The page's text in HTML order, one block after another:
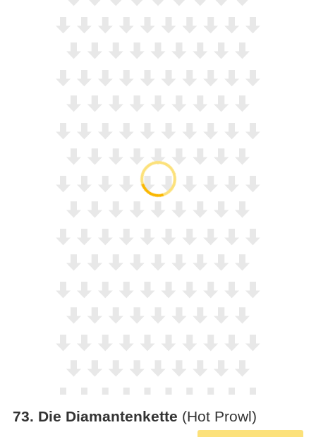
73. Die Diamantenkette (Hot Prowl)